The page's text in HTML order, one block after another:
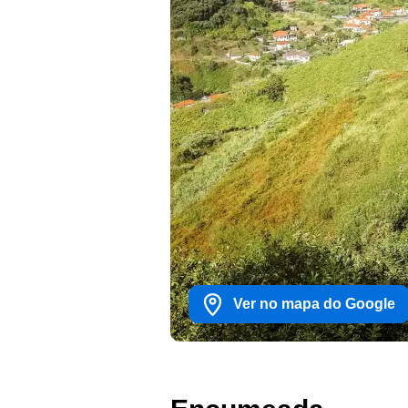
Ver no mapa do Google